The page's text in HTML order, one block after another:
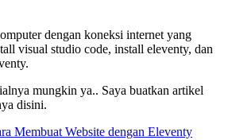
dengan koneksi internet yang
visual studio code, install eleventy, dan
mungkin ya.. Saya buatkan artikel
disini.
Membuat Website dengan Eleventy